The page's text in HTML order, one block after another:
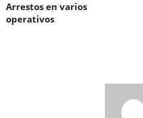
Arrestos en varios
operativos